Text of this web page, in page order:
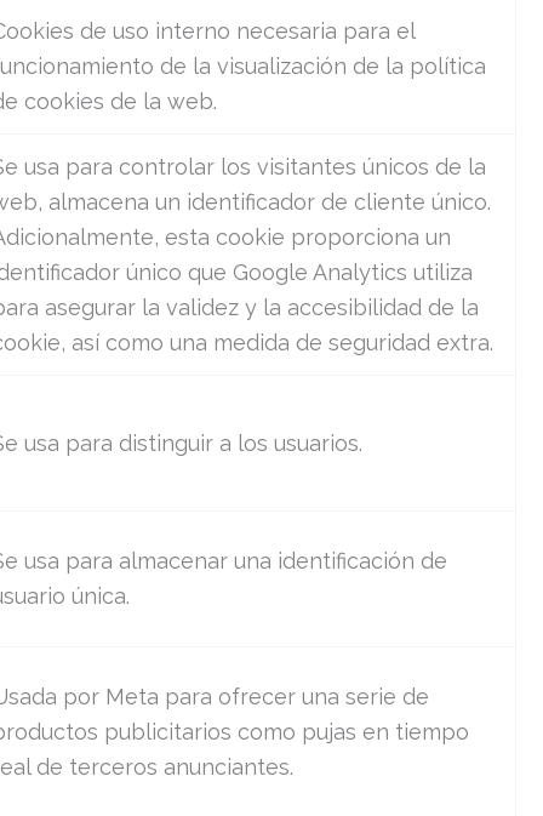
de uso interno necesaria para el
de la visualización de la política
cookies de la web.
usa para controlar los visitantes únicos de la
almacena un identificador de cliente único.
esta cookie proporciona un
único que Google Analytics utiliza
asegurar la validez y la accesibilidad de la
así como una medida de seguridad extra.
usa para distinguir a los usuarios.
usa para almacenar una identificación de
única.
por Meta para ofrecer una serie de
publicitarios como pujas en tiempo
de terceros anunciantes.